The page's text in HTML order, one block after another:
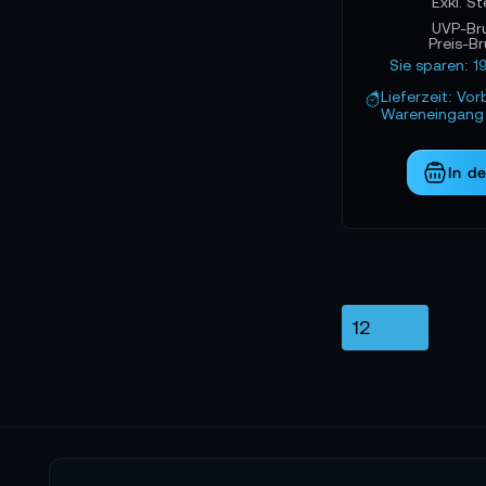
UVP-
Preis-
Sie sparen:
Lieferzeit:
In